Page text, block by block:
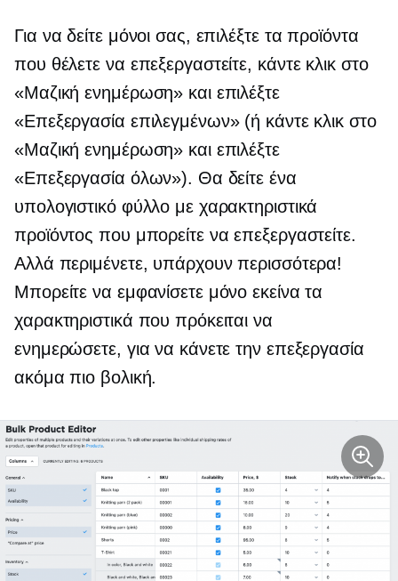
Για να δείτε μόνοι σας, επιλέξτε τα προϊόντα
που θέλετε να επεξεργαστείτε, κάντε κλικ στο
«Μαζική ενημέρωση» και επιλέξτε
«Επεξεργασία επιλεγμένων» (ή κάντε κλικ στο
«Μαζική ενημέρωση» και επιλέξτε
«Επεξεργασία όλων»). Θα δείτε ένα
υπολογιστικό φύλλο με χαρακτηριστικά
προϊόντος που μπορείτε να επεξεργαστείτε.
Αλλά περιμένετε, υπάρχουν περισσότερα!
Μπορείτε να εμφανίσετε μόνο εκείνα τα
χαρακτηριστικά που πρόκειται να
ενημερώσετε, για να κάνετε την επεξεργασία
ακόμα πιο βολική.